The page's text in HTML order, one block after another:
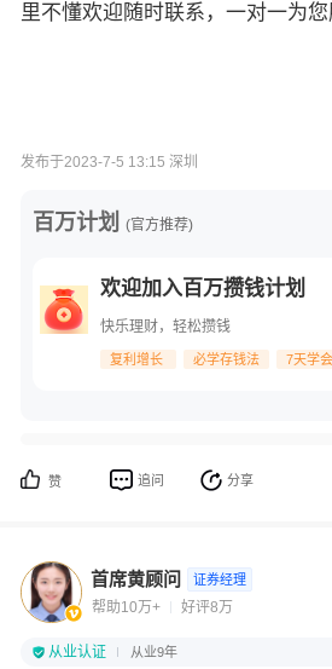
里不懂欢迎随时联系，一对一为您
发布于2023-7-5 13:15 深圳
百万计划 (官方推荐)
欢迎加入百万攒钱计划
快乐理财，轻松攒钱
复利增长 必学存钱法 7天学会
赞 追问 分享
首席黄顾问 证券经理
帮助10万+ 好评8万
从业认证 从业9年